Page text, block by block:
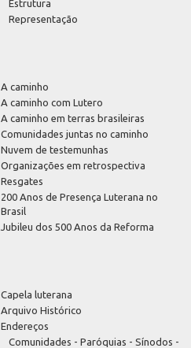
Estrutura
Representação
A caminho
A caminho com Lutero
A caminho em terras brasileiras
Comunidades juntas no caminho
Nuvem de testemunhas
Organizações em retrospectiva
Resgates
200 Anos de Presença Luterana no
Brasil
Jubileu dos 500 Anos da Reforma
Capela luterana
Arquivo Histórico
Endereços
Comunidades - Paróquias - Sínodos -